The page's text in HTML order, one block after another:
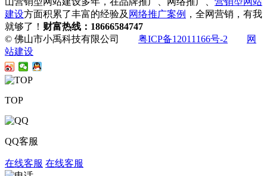
建设方面积累了丰富的经验及 网络推广案例 ，全网营销，有我
就够了！ 财富热线：18666584747
© 佛山市小禹科技有限公司 粤ICP备12011166号-2
网
站建设
TOP
QQ客服
在线客服 在线客服